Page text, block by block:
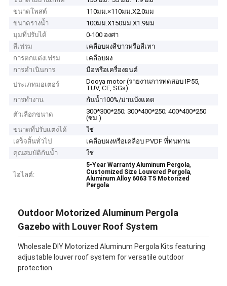
ขนาดโพสต์
110มม.×110มม.X2.0มม
ขนาดรางน้ำ
100มม.X150มม.X1.9มม
มุมที่ปรับได้
0-100 องศา
สีเฟรม
เคลือบผงสีขาวหรือสีเทา
การตกแต่งเฟรม
เคลือบผง
การดำเนินการ
มือหรือเครื่องยนต์
ประเภทมอเตอร์
Dooya motor (รายงานการทดสอบ IP55,
TUV, CE, SGs)
การทำงาน
กันน้ำ100%/ม่านบังแดด
ตัวเลือกขนาด
300*300*250; 300*400*250; 400*400*250
(ซม.)
ขนาดที่ปรับแต่งได้
ใช่
เสร็จสิ้นทั่วไป
เคลือบผงหรือเคลือบ PVDF ที่ทนทาน
คุณสมบัติกันน้ำ
ใช่
ไฮไลต์:
5-Year Warranty Aluminum Pergola,
Customized Size Louvered Pergola,
Aluminum Alloy 6063 T5 Motorized
Pergola
Outdoor Motorized Aluminum Pergola
Gazebo with Louver Roof System
Wholesale DIY Motorized Aluminum Pergola Kits featuring
adjustable louver roof system for versatile outdoor
protection.